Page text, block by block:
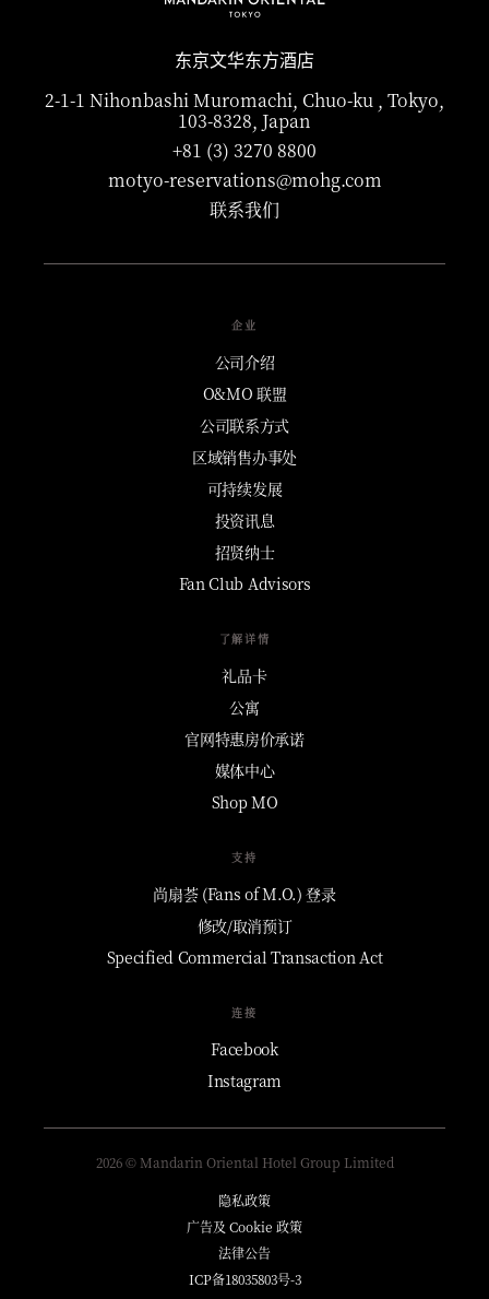
东京文华东方酒店
2-1-1 Nihonbashi Muromachi, Chuo-ku , Tokyo,
103-8328, Japan
+81 (3) 3270 8800
motyo-reservations@mohg.com
联系我们
企业
公司介绍
O&MO 联盟
公司联系方式
区域销售办事处
可持续发展
投资讯息
招贤纳士
Fan Club Advisors
了解详情
礼品卡
公寓
官网特惠房价承诺
媒体中心
Shop MO
支持
尚扇荟 (Fans of M.O.) 登录
修改/取消预订
Specified Commercial Transaction Act
连接
Facebook
Instagram
2026 © Mandarin Oriental Hotel Group Limited
隐私政策
广告及 Cookie 政策
法律公告
ICP备18035803号-3